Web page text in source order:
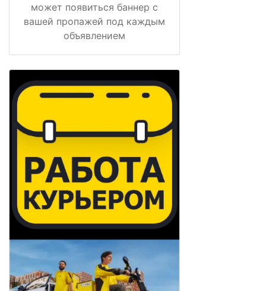
может появиться баннер с
вашей пропажей под каждым
объявлением